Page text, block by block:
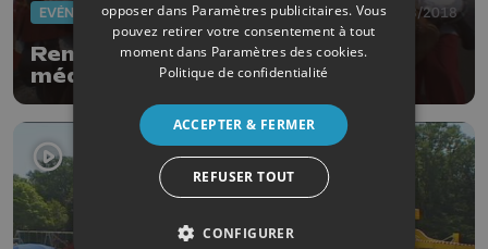
EVÈNEMENTS 09/08/2018
Remouchamps : bientôt la fête
médiévale
opposer dans Paramètres publicitaires. Vous
pouvez retirer votre consentement à tout
moment dans Paramètres des cookies.
Politique de confidentialité
ACCEPTER & FERMER
REFUSER TOUT
CONFIGURER